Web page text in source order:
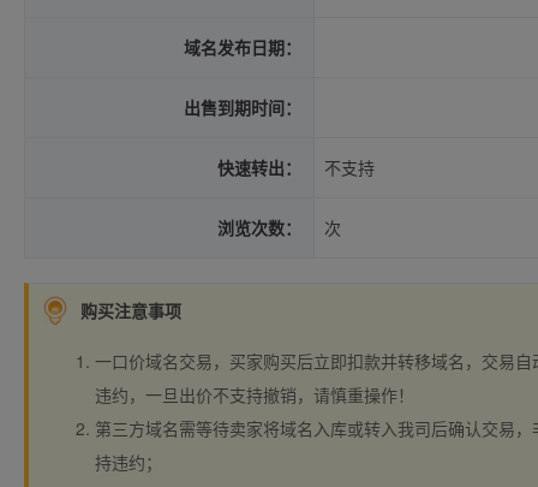
域名发布日期：
出售到期时间：
快速转出： 不支持
浏览次数： 次
购买注意事项
一口价域名交易，买家购买后立即扣款并转移域名，交易
违约，一旦出价不支持撤销，请慎重操作！
第三方域名需等待卖家将域名入库或转入我司后确认交易
持违约；